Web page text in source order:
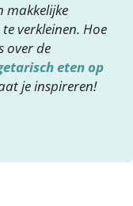
makkelijke
verkleinen. Hoe
over de
eten op
je inspireren!